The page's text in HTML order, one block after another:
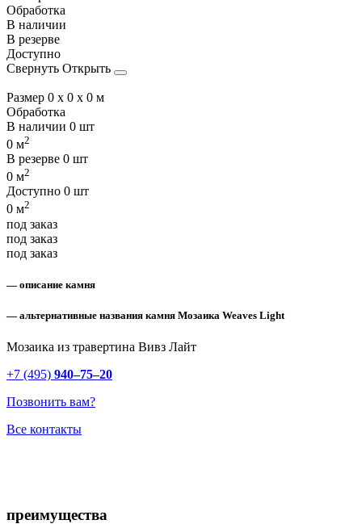
Обработка
В наличии
В резерве
Доступно
Свернуть Открыть
Размер 0 x 0 x 0 м
Обработка
В наличии 0 шт
0 м2
В резерве 0 шт
0 м2
Доступно 0 шт
0 м2
под заказ
под заказ
под заказ
— описание камня
— альтернативные названия камня Мозаика Weaves Light
Мозаика из травертина Вивз Лайт
+7 (495) 940–75–20
Позвонить вам?
Все контакты
преимущества